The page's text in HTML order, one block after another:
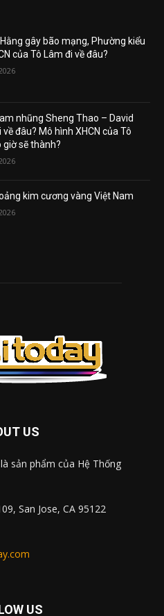
gây bão mạng, Phường kiểu
của Tô Lâm đi về đâu?
nhũng Sheng Thao – David
về đâu? Mô hình XHCN của Tô
giờ sẽ thành?
kim cương vàng Việt Nam
US
là sản phẩm của Hệ Thống
San Jose, CA 95122
US